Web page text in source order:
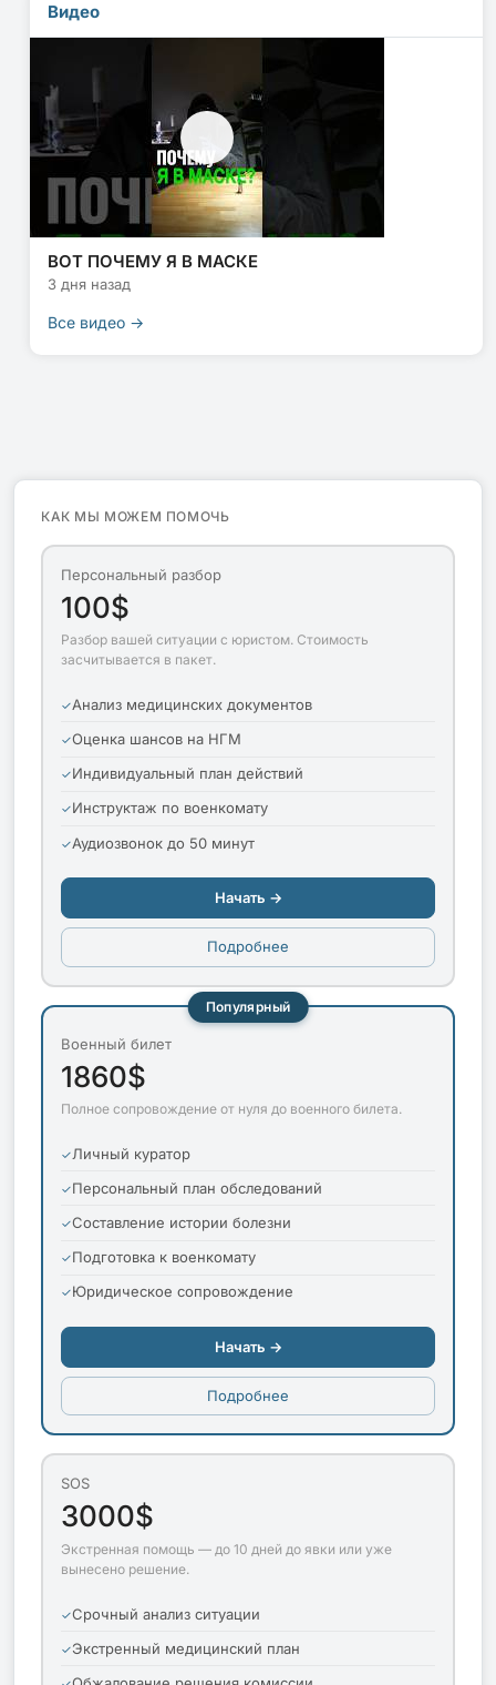
Видео
ВОТ ПОЧЕМУ Я В МАСКЕ
3 дня назад
Все видео →
КАК МЫ МОЖЕМ ПОМОЧЬ
Персональный разбор
100$
Разбор вашей ситуации с юристом. Стоимость
засчитывается в пакет.
Анализ медицинских документов
Оценка шансов на НГМ
Индивидуальный план действий
Инструктаж по военкомату
Аудиозвонок до 50 минут
Начать →
Подробнее
Популярный
Военный билет
1860$
Полное сопровождение от нуля до военного билета.
Личный куратор
Персональный план обследований
Составление истории болезни
Подготовка к военкомату
Юридическое сопровождение
Начать →
Подробнее
SOS
3000$
Экстренная помощь — до 10 дней до явки или уже
вынесено решение.
Срочный анализ ситуации
Экстренный медицинский план